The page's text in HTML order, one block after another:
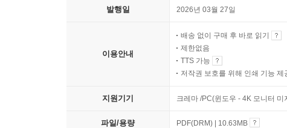
발행일 2026년 03월 27일
이용안내
배송 없이 구매 후 바로 읽기
제한없음
TTS 가능
저작권 보호를 위해 인쇄 기능 제
지원기기 크레마 /PC(윈도우 - 4K 모니터
파일/용량 PDF(DRM) | 10.63MB